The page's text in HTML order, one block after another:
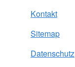
Kontakt
Sitemap
Datenschutz